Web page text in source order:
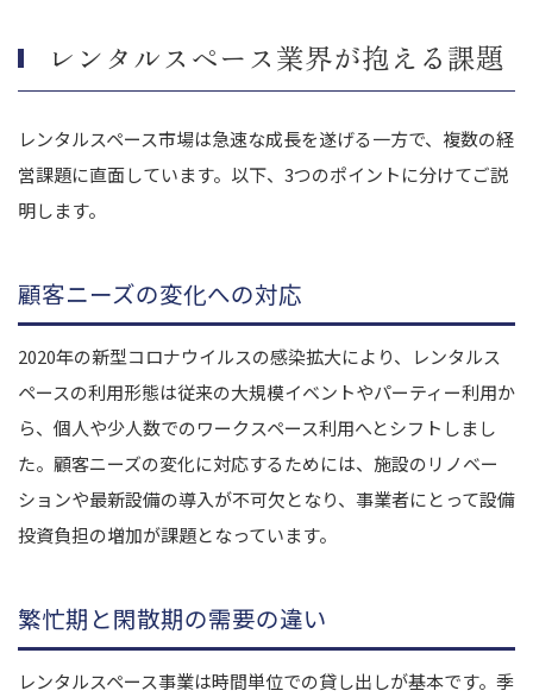
レンタルスペース業界が抱える課題
レンタルスペース市場は急速な成長を遂げる一方で、複数の経
営課題に直面しています。以下、3つのポイントに分けてご説
明します。
顧客ニーズの変化への対応
2020年の新型コロナウイルスの感染拡大により、レンタルス
ペースの利用形態は従来の大規模イベントやパーティー利用か
ら、個人や少人数でのワークスペース利用へとシフトしまし
た。顧客ニーズの変化に対応するためには、施設のリノベー
ションや最新設備の導入が不可欠となり、事業者にとって設備
投資負担の増加が課題となっています。
繁忙期と閑散期の需要の違い
レンタルスペース事業は時間単位での貸し出しが基本です。季